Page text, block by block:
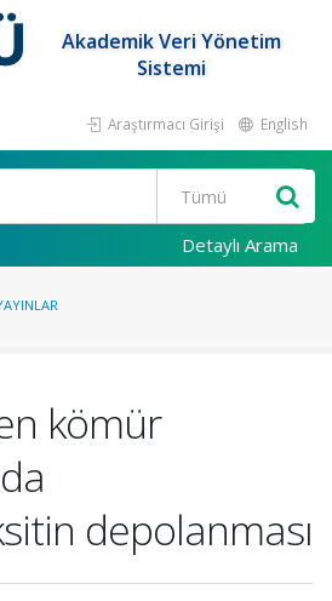
Akademik Veri Yönetim
Sistemi
Araştırmacı Girişi English
Detaylı Arama
kömür
depolanması